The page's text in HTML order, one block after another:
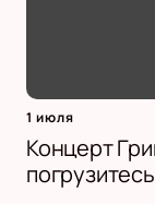
1 июля
Концерт